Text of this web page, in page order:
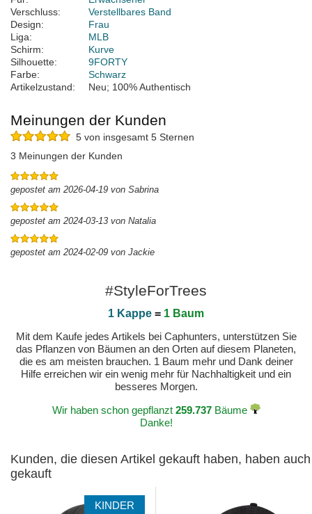
Verschluss:
Verstellbares Band
Design:
Frau
Liga:
MLB
Schirm:
Kurve
Silhouette:
9FORTY
Farbe:
Schwarz
Artikelzustand:
Neu; 100% Authentisch
Meinungen der Kunden
5 von insgesamt 5 Sternen
3 Meinungen der Kunden
gepostet am 2026-04-19 von Sabrina
gepostet am 2024-03-13 von Natalia
gepostet am 2024-02-09 von Jackie
#StyleForTrees
1 Kappe = 1 Baum
Mit dem Kaufe jedes Artikels bei Caphunters, unterstützen Sie
das Pflanzen von Bäumen an den Orten auf diesem Planeten,
die es am meisten brauchen. 1 Baum mehr und Dank deiner
Hilfe erreichen wir ein wenig mehr für Nachhaltigkeit und ein
besseres Morgen.
Wir haben schon gepflanzt 259.737Bäume
Danke!
Kunden, die diesen Artikel gekauft haben, haben auch
gekauft
KINDER